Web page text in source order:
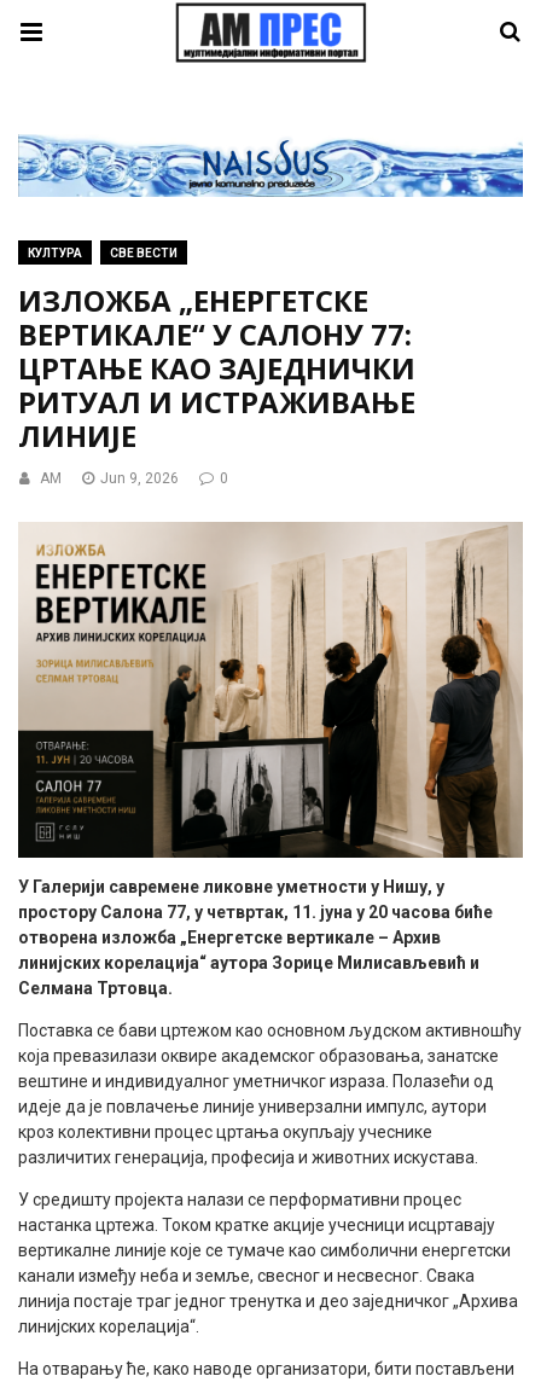
КУЛТУРА СВЕ ВЕСТИ
ИЗЛОЖБА „ЕНЕРГЕТСКЕ
ВЕРТИКАЛЕ“ У САЛОНУ 77:
ЦРТАЊЕ КАО ЗАЈЕДНИЧКИ
РИТУАЛ И ИСТРАЖИВАЊЕ
ЛИНИЈЕ
AM Jun 9, 2026 0
У Галерији савремене ликовне уметности у Нишу, у
простору Салона 77, у четвртак, 11. јуна у 20 часова биће
отворена изложба „Енергетске вертикале – Архив
линијских корелација“ аутора Зорице Милисављевић и
Селмана Тртовца.
Поставка се бави цртежом као основном људском активношћу
која превазилази оквире академског образовања, занатске
вештине и индивидуалног уметничког израза. Полазећи од
идеје да је повлачење линије универзални импулс, аутори
кроз колективни процес цртања окупљају учеснике
различитих генерација, професија и животних искустава.
У средишту пројекта налази се перформативни процес
настанка цртежа. Током кратке акције учесници исцртавају
вертикалне линије које се тумаче као симболични енергетски
канали између неба и земље, свесног и несвесног. Свака
линија постаје траг једног тренутка и део заједничког „Архива
линијских корелација“.
На отварању ће, како наводе организатори, бити постављени